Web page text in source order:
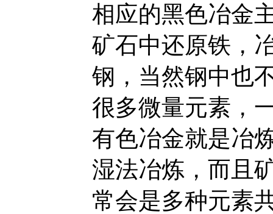
相应的黑色冶金
矿石中还原铁，
钢，当然钢中也
很多微量元素，
有色冶金就是冶
湿法冶炼，而且
常会是多种元素